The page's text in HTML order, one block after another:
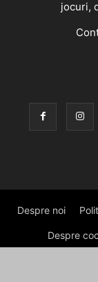
jocuri,
Despre noi
Despre